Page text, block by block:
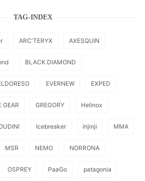
TAG-INDEX
ARC'TERYX AXESQUIN
BLACK DIAMOND
EVERNEW EXPED
GEAR GREGORY Helinox
Icebreaker injinji MMA
MSR NEMO NORRONA
OSPREY PaaGo patagonia